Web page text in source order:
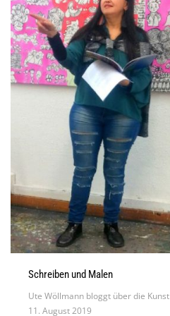
Schreiben und Malen
Ute Wöllmann bloggt über die Kunst
11. August 2019